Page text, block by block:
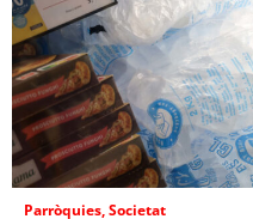
Parròquies,Societat